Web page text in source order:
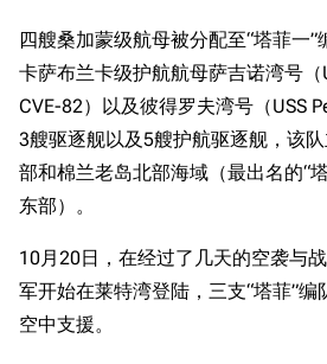
四艘桑加蒙级航母被分配至“塔菲一
卡萨布兰卡级护航航母萨吉诺湾号（
CVE-82）以及彼得罗夫湾号（USS
3艘驱逐舰以及5艘护航驱逐舰，该
部和棉兰老岛北部海域（最出名的“
东部）。
10月20日，在经过了几天的空袭与
军开始在莱特湾登陆，三支“塔菲”
空中支援。